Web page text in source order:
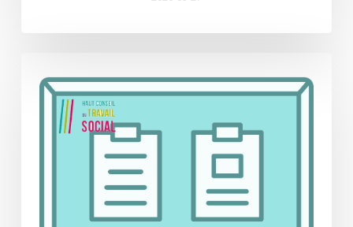
avis
HCTS
Référentiel
« Intensification